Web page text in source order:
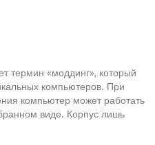
термин «моддинг», который
компьютеров. При
компьютер может работать
виде. Корпус лишь